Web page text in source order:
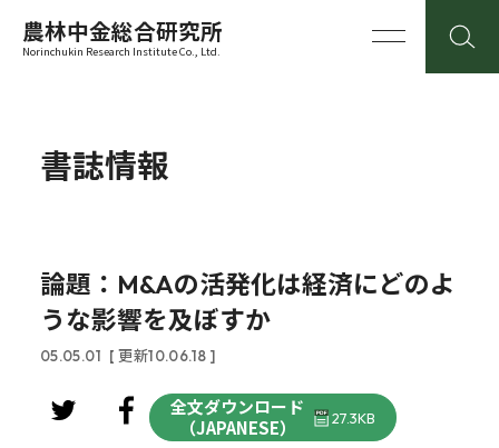
農林中金総合研究所
Norinchukin Research Institute Co., Ltd.
書誌情報
論題：M&Aの活発化は経済にどのよ
うな影響を及ぼすか
05.05.01 [ 更新10.06.18 ]
全文ダウンロード
（JAPANESE）
27.3KB